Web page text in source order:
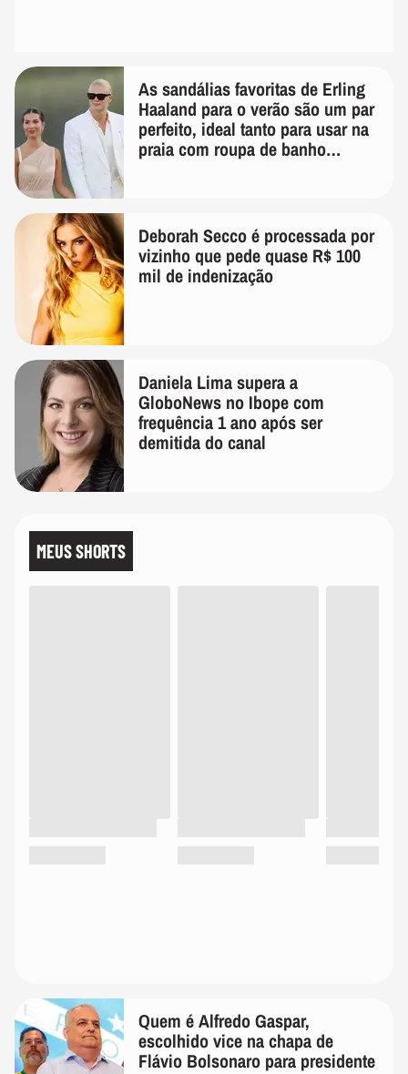
As sandálias favoritas de Erling
Haaland para o verão são um par
perfeito, ideal tanto para usar na
praia com roupa de banho
Deborah Secco é processada por
vizinho que pede quase R$ 100
mil de indenização
Daniela Lima supera a
GloboNews no Ibope com
frequência 1 ano após ser
demitida do canal
MEUS SHORTS
Quem é Alfredo Gaspar,
escolhido vice na chapa de
Flávio Bolsonaro para presidente